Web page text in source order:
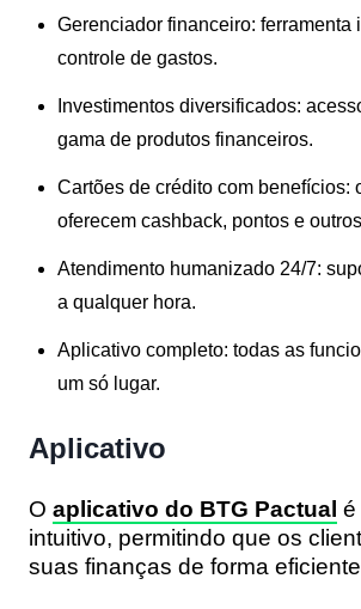
Gerenciador financeiro: ferramenta
controle de gastos.
Investimentos diversificados:
gama de produtos financeiros.
Cartões de crédito com benefícios:
oferecem cashback, pontos e
Atendimento humanizado 24/7:
a qualquer hora.
Aplicativo completo: todas as
um só lugar.
Aplicativo
O aplicativo do BTG Pactual é
intuitivo, permitindo que os
suas finanças de forma